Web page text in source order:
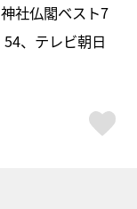
社仏閣ベスト7
、テレビ朝日